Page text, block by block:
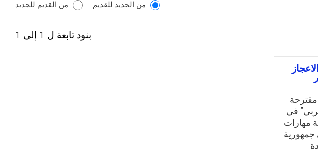
من الجديد للقديم
من القديم للجديد
بنود تابعة ل 1 إلى 1
في
مهارات
جمهورية